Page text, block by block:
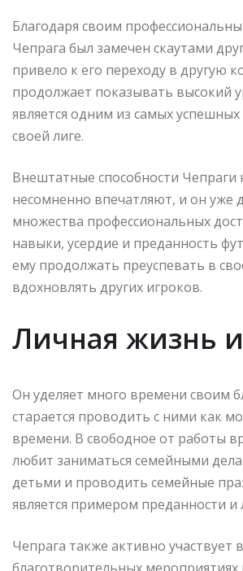
Благодаря своим
Чепрага был замечен скаутами
привело к его переходу в другую
продолжает показывать высокий
является одним из самых
своей лиге.
Внештатные способности Чепраги
несомненно впечатляют, и он уже
множества профессиональных
навыки, усердие и преданность
ему продолжать преуспевать в
вдохновлять других игроков.
Личная жизнь
Он уделяет много времени своим
старается проводить с ними как
времени. В свободное от работы
любит заниматься семейными
детьми и проводить семейные
является примером преданности и
Чепрага также активно участвует в